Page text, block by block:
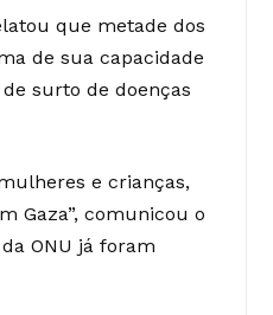
que metade dos
de sua capacidade
surto de doenças
e crianças,
Gaza”, comunicou o
ONU já foram